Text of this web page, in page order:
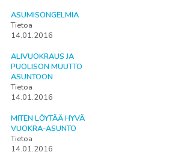
ASUMISONGELMIA
Tietoa
14.01.2016
ALIVUOKRAUS JA
PUOLISON MUUTTO
ASUNTOON
Tietoa
14.01.2016
MITEN LÖYTÄÄ HYVÄ
VUOKRA-ASUNTO
Tietoa
14.01.2016